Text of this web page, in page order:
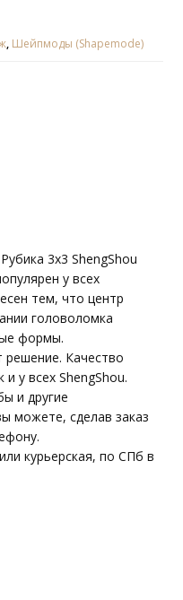
, Шейпмоды (Shapemode)
3х3 ShengShou
у всех
тем, что центр
головоломка
формы.
решение. Качество
у всех ShengShou.
и другие
можете, сделав заказ
курьерская, по СПб в